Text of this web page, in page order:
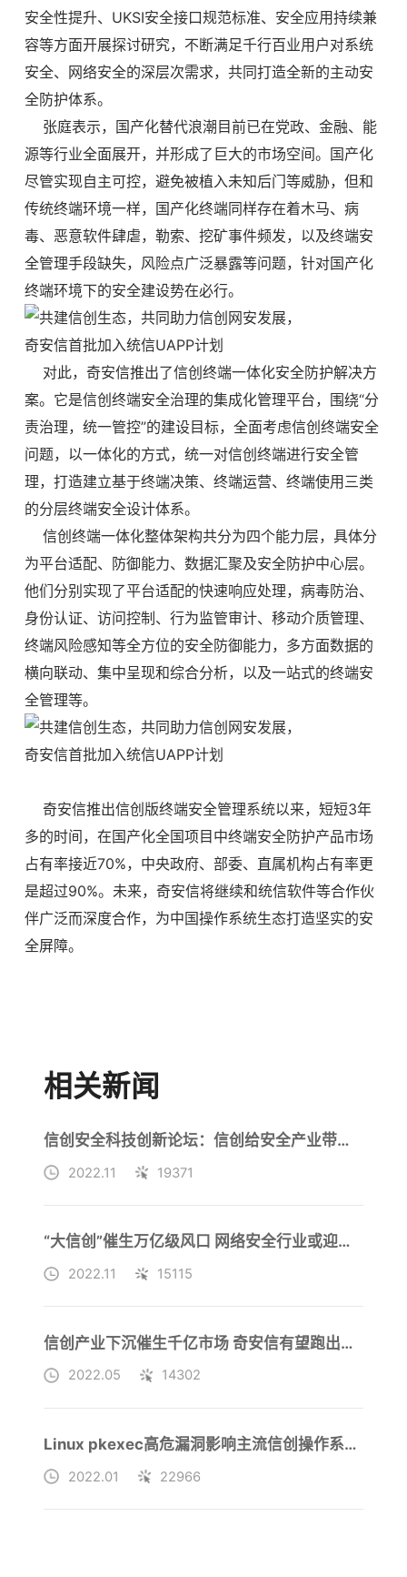
安全性提升、UKSI安全接口规范标准、安全应用持续兼
容等方面开展探讨研究，不断满足千行百业用户对系统
安全、网络安全的深层次需求，共同打造全新的主动安
全防护体系。
张庭表示，国产化替代浪潮目前已在党政、金融、能
源等行业全面展开，并形成了巨大的市场空间。国产化
尽管实现自主可控，避免被植入未知后门等威胁，但和
传统终端环境一样，国产化终端同样存在着木马、病
毒、恶意软件肆虐，勒索、挖矿事件频发，以及终端安
全管理手段缺失，风险点广泛暴露等问题，针对国产化
终端环境下的安全建设势在必行。
对此，奇安信推出了信创终端一体化安全防护解决方
案。它是信创终端安全治理的集成化管理平台，围绕“分
责治理，统一管控”的建设目标，全面考虑信创终端安全
问题，以一体化的方式，统一对信创终端进行安全管
理，打造建立基于终端决策、终端运营、终端使用三类
的分层终端安全设计体系。
信创终端一体化整体架构共分为四个能力层，具体分
为平台适配、防御能力、数据汇聚及安全防护中心层。
他们分别实现了平台适配的快速响应处理，病毒防治、
身份认证、访问控制、行为监管审计、移动介质管理、
终端风险感知等全方位的安全防御能力，多方面数据的
横向联动、集中呈现和综合分析，以及一站式的终端安
全管理等。
奇安信推出信创版终端安全管理系统以来，短短3年
多的时间，在国产化全国项目中终端安全防护产品市场
占有率接近70%，中央政府、部委、直属机构占有率更
是超过90%。未来，奇安信将继续和统信软件等合作伙
伴广泛而深度合作，为中国操作系统生态打造坚实的安
全屏障。
相关新闻
信创安全科技创新论坛：信创给安全产业带来巨大市场增量
2022.11 19371
“大信创”催生万亿级风口 网络安全行业或迎来“最好五年”
2022.11 15115
信创产业下沉催生千亿市场 奇安信有望跑出新一轮加速度
2022.05 14302
Linux pkexec高危漏洞影响主流信创操作系统，奇安信率先发布终端防护方案
2022.01 22966